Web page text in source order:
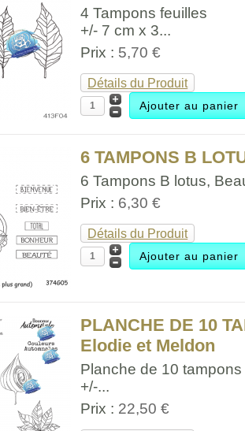
4 Tampons feuilles
+/- 7 cm x 3...
Prix : 5,70 €
Détails du Produit
6 TAMPONS B
6 Tampons B lotus,
Prix : 6,30 €
Détails du Produit
PLANCHE DE 10
Elodie et Meldon
Planche de 10
+/-...
Prix : 22,50 €